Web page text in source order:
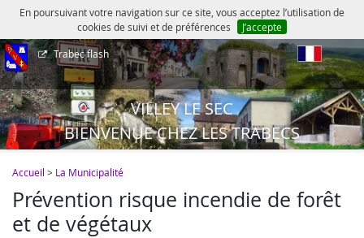
En poursuivant votre navigation sur ce site, vous acceptez l’utilisation de
cookies de suivi et de préférences
J’accepte
Trabec flash
VILLEY LE SEC
BIENVENUE CHEZ LES TRABECS
Accueil > La Municipalité
Prévention risque incendie de forêt
et de végétaux